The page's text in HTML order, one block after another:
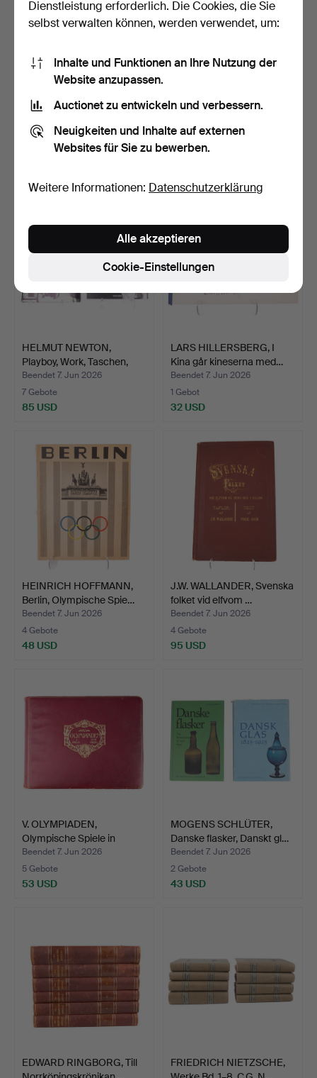
KONGL.
VETENSKAPSACADEMIEN
S NYA HANDLINGAR…
Beendet 7. Jun 2026
19 Gebote
OTTO WALCHA, Meissner
Porzellan, VEB Verla…
Beendet 7. Jun 2026
1 Gebot
HELMUT NEWTON,
Playboy, Work, Taschen,
200…
Beendet 7. Jun 2026
7 Gebote
85 USD
LARS HILLERSBERG, I
Kina går kineserna med…
Beendet 7. Jun 2026
1 Gebot
32 USD
HEINRICH HOFFMANN,
Berlin, Olympische Spie…
Beendet 7. Jun 2026
4 Gebote
48 USD
J.W. WALLANDER, Svenska
folket vid elfvom …
Beendet 7. Jun 2026
4 Gebote
95 USD
V. OLYMPIADEN,
Olympische Spiele in
Stockh…
Beendet 7. Jun 2026
5 Gebote
53 USD
MOGENS SCHLÜTER,
Danske flasker, Danskt gl…
Beendet 7. Jun 2026
2 Gebote
43 USD
EDWARD RINGBORG, Till
FRIEDRICH NIETZSCHE,
Dienstleistung erforderlich. Die Cookies, die Sie
selbst verwalten können, werden verwendet, um:
Inhalte und Funktionen an Ihre Nutzung der
Website anzupassen.
Auctionet zu entwickeln und verbessern.
Neuigkeiten und Inhalte auf externen
Websites für Sie zu bewerben.
Weitere Informationen: Datenschutzerklärung
Cookie-Einstellungen
Alle akzeptieren